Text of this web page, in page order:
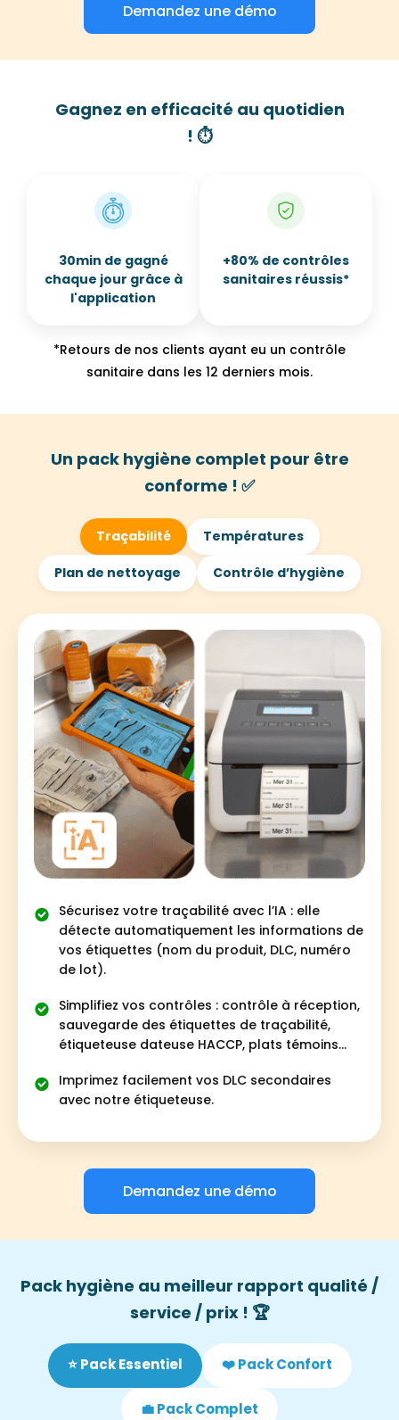
Demandez une démo
Gagnez en efficacité au quotidien
! ⏱️
30min de gagné
chaque jour grâce à
l'application
+80% de contrôles
sanitaires réussis*
*Retours de nos clients ayant eu un contrôle
sanitaire dans les 12 derniers mois.
Un pack hygiène complet pour être
conforme ! ✅
Traçabilité Températures
Plan de nettoyage Contrôle d’hygiène
Sécurisez votre traçabilité avec l’IA : elle
détecte automatiquement les informations de
vos étiquettes (nom du produit, DLC, numéro
de lot).
Simplifiez vos contrôles : contrôle à réception,
sauvegarde des étiquettes de traçabilité,
étiqueteuse dateuse HACCP, plats témoins…
Imprimez facilement vos DLC secondaires
avec notre étiqueteuse.
Demandez une démo
Pack hygiène au meilleur rapport qualité /
service / prix ! 🏆
⭐ Pack Essentiel ❤️ Pack Confort
💼 Pack Complet